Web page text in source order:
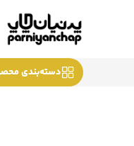
دسته‌بندی